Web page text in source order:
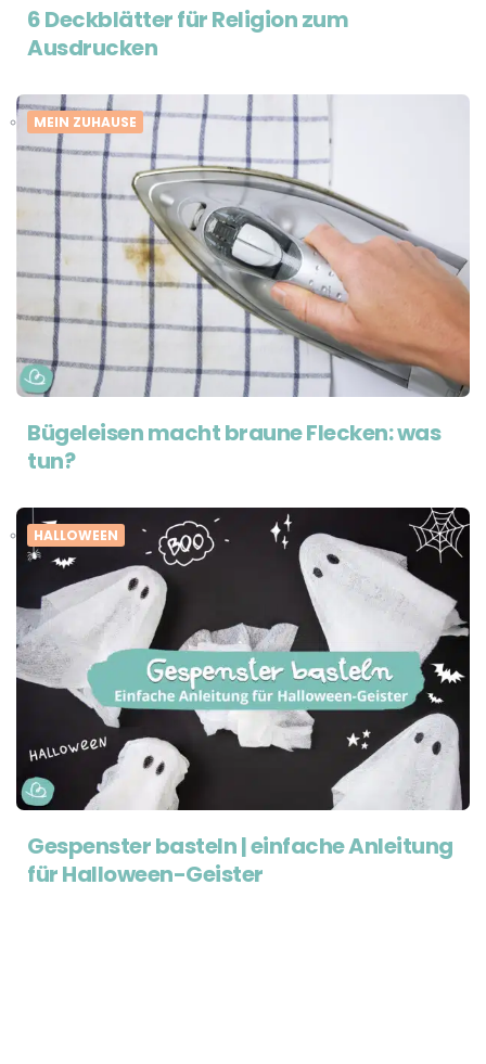
6 Deckblätter für Religion zum
Ausdrucken
MEIN ZUHAUSE
Bügeleisen macht braune Flecken: was
tun?
HALLOWEEN
Gespenster basteln | einfache Anleitung
für Halloween-Geister